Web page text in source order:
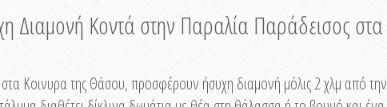
Διαμονή Κοντά στην Παραλία Παράδεισος στα
Κοινυρα της Θάσου, προσφέρουν ήσυχη διαμονή μόλις 2 χλμ από την